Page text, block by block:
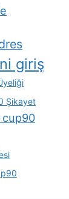
giriş
Şikayet
cup90